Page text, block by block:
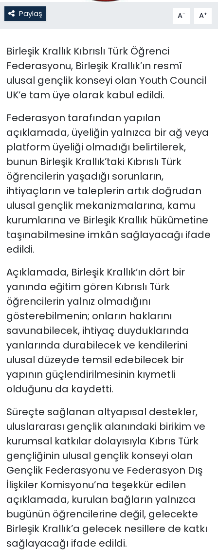
Paylaş A- A+
Birleşik Krallık Kıbrıslı Türk Öğrenci
Federasyonu, Birleşik Krallık’ın resmî
ulusal gençlik konseyi olan Youth Council
UK’e tam üye olarak kabul edildi.
Federasyon tarafından yapılan
açıklamada, üyeliğin yalnızca bir ağ veya
platform üyeliği olmadığı belirtilerek,
bunun Birleşik Krallık’taki Kıbrıslı Türk
öğrencilerin yaşadığı sorunların,
ihtiyaçların ve taleplerin artık doğrudan
ulusal gençlik mekanizmalarına, kamu
kurumlarına ve Birleşik Krallık hükûmetine
taşınabilmesine imkân sağlayacağı ifade
edildi.
Açıklamada, Birleşik Krallık’ın dört bir
yanında eğitim gören Kıbrıslı Türk
öğrencilerin yalnız olmadığını
gösterebilmenin; onların haklarını
savunabilecek, ihtiyaç duyduklarında
yanlarında durabilecek ve kendilerini
ulusal düzeyde temsil edebilecek bir
yapının güçlendirilmesinin kıymetli
olduğunu da kaydetti.
Süreçte sağlanan altyapısal destekler,
uluslararası gençlik alanındaki birikim ve
kurumsal katkılar dolayısıyla Kıbrıs Türk
gençliğinin ulusal gençlik konseyi olan
Gençlik Federasyonu ve Federasyon Dış
İlişkiler Komisyonu’na teşekkür edilen
açıklamada, kurulan bağların yalnızca
bugünün öğrencilerine değil, gelecekte
Birleşik Krallık’a gelecek nesillere de katkı
sağlayacağı ifade edildi.
Nöbetçi Eczaneler
Politika
SAĞLIK
Teknoloji
TÜRKiYE
Video Galeri
YAŞAM
Yazarlar